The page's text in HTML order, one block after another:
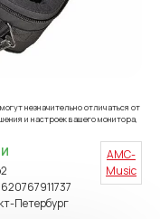
незначительно отличаться от
и настроек вашего монитора,
Петербург
AMC-
Music